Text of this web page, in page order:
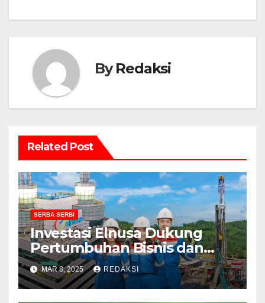
ByRedaksi
Related Post
SERBA SERBI
Investasi Elnusa Dukung
Pertumbuhan Bisnis dan
Transisi Energi Nasional,
Sektor Ini Digenjot!
MAR 8, 2025 REDAKSI